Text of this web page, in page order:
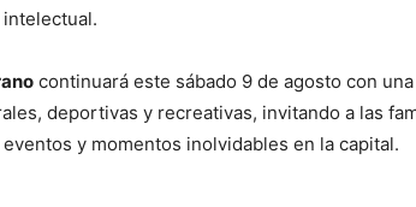
continuará este sábado 9 de agosto con
deportivas y recreativas, invitando a las
y momentos inolvidables en la capital.